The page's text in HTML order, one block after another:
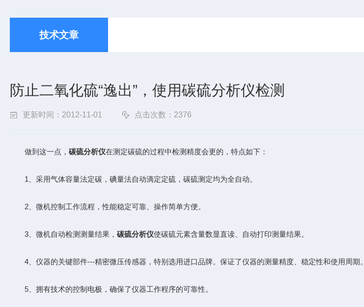
技术文章
防止二氧化硫“逸出”，使用碳硫分析仪检测
更新时间：2012-11-01 点击次数：2376
做到这一点， 碳硫分析仪在测定碳硫的过程中检测精度会更的，特点如下：
1、采用气体容量法定碳，碘量法自动滴定定硫，碳硫测定均为全自动。
2、微机控制工作流程，性能稳定可靠、操作简单方便。
3、微机自动检测测量结果， 碳硫分析仪使碳硫元素含量数显直读、自动打印测量结果。
4、仪器的关键部件---精密微压传感器，特别选用进口品牌。保证了仪器的测量精度、稳定性和使用周期。
5、拥有技术的控制电极，确保了仪器工作程序的可靠性。